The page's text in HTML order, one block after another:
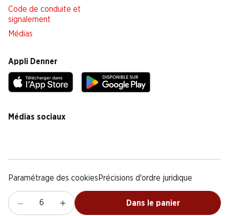
Dans le panier
Code de conduite et
signalement
Médias
Appli Denner
Médias sociaux
Paramétrage des cookies Précisions d'ordre juridique
Déclaration de protection des donnéesNotice légaleCG